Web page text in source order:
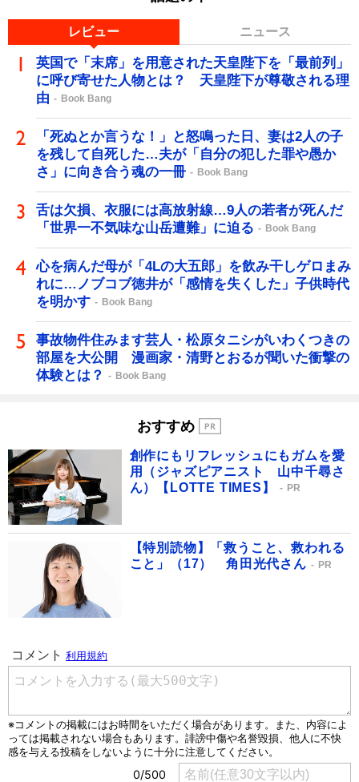
レビュー ニュース
英国で「末席」を用意された天皇陛下を「最前列」
に呼び寄せた人物とは？ 天皇陛下が尊敬される理
由
Book Bang
「死ぬとか言うな！」と怒鳴った日、妻は2人の子
を残して自死した…夫が「自分の犯した罪や愚か
さ」に向き合う魂の一冊
Book Bang
舌は欠損、衣服には高放射線…9人の若者が死んだ
「世界一不気味な山岳遭難」に迫る
Book Bang
心を病んだ母が「4Lの大五郎」を飲み干しゲロまみ
れに…ノブコブ徳井が「感情を失くした」子供時代
を明かす
Book Bang
事故物件住みます芸人・松原タニシがいわくつきの
部屋を大公開 漫画家・清野とおるが聞いた衝撃の
体験とは？
Book Bang
おすすめ
創作にもリフレッシュにもガムを愛
用（ジャズピアニスト 山中千尋さ
ん）【LOTTE TIMES】
PR
【特別読物】「救うこと、救われる
こと」（17） 角田光代さん
PR